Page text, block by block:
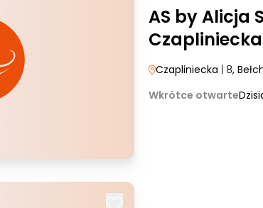
AS by Alicja
Czapliniecka | 8,
Wkrótce otwarte